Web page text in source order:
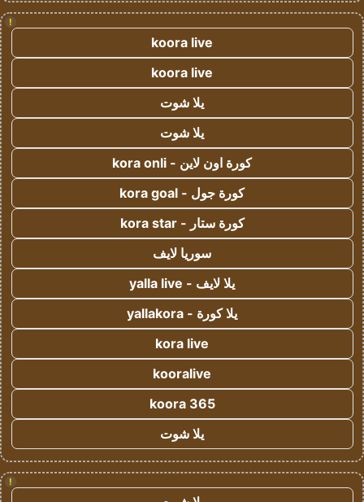
!
koora live
koora live
يلا شوت
يلا شوت
كورة اون لاين - kora onli
كورة جول - kora goal
كورة ستار - kora star
سوريا لايف
يلا لايف - yalla live
يلا كورة - yallakora
kora live
kooralive
koora 365
يلا شوت
!